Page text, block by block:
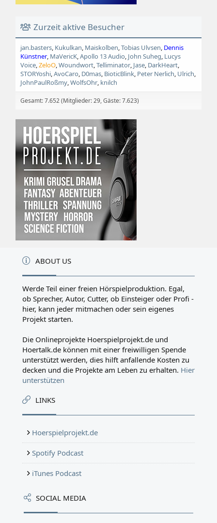
Zurzeit aktive Besucher
jan.basters Kukulkan Maiskolben Tobias Ulvsen Dennis
Künstner MaVericK Apollo 13 Audio John Suheg Lucys
Voice ZeloO Woundwort Telliminator Jase DarkHeart
STORYoshi AvoCaro D0mas BioticBlink Peter Nerlich Ulrich
JohnPaulRoßmy WolfsOhr knilch
Gesamt: 7.652 (Mitglieder: 29, Gäste: 7.623)
ABOUT US
Werde Teil einer freien Hörspielproduktion. Egal,
ob Sprecher, Autor, Cutter, ob Einsteiger oder Profi -
hier, kann jeder mitmachen oder sein eigenes
Projekt starten.
Die Onlineprojekte Hoerspielprojekt.de und
Hoertalk.de können mit einer freiwilligen Spende
unterstützt werden, dies hilft anfallende Kosten zu
decken und die Projekte am Leben zu erhalten. Hier
unterstützen
LINKS
Hoerspielprojekt.de
Spotify Podcast
iTunes Podcast
SOCIAL MEDIA